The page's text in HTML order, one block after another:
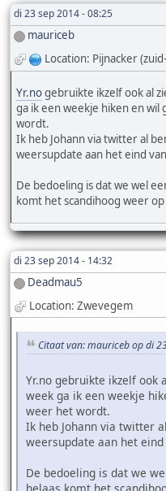
di 23 sep 2014 - 08:25
mauriceb
Location: Pijnacker
Yr.nogebruikte ikzelf ook al
ga ik een weekje hiken en
wordt.
Ik heb Johann via twitter al
weersupdate aan het eind
De bedoeling is dat we wel
komt het scandihoog weer
di 23 sep 2014 - 14:32
Deadmau5
Location: Zwevegem
Citaat van: mauriceb op di
Yr.no gebruikte ikzelf ook
week ga ik een weekje
weer het wordt.
Ik heb Johann via twitter
weersupdate aan het eind
De bedoeling is dat we